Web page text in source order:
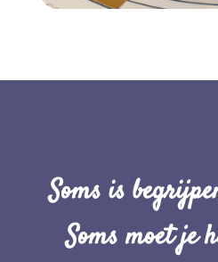
Soms is
Soms moet je